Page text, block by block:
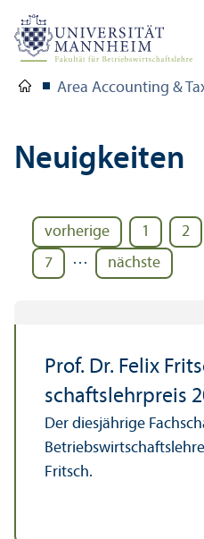
Area Accounting &
Neuigkeiten
vorherige 1 2
7
… nächste
Prof. Dr. Felix
schafts­lehr­preis
Der diesjährige
Fritsch.